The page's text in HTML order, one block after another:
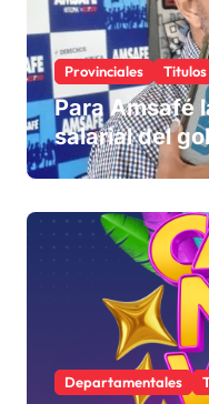
Provinciales Titulos
Para Amsafé
salarial del
«queda
rechaza
Departamentales